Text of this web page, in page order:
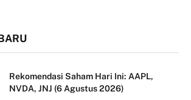
Rekomendasi Saham Hari Ini: AAPL,
NVDA, JNJ (6 Agustus 2026)